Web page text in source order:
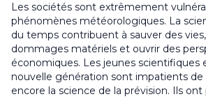
Les sociétés sont extrêmement
phénomènes météorologiques. La
du temps contribuent à sauver des
dommages matériels et ouvrir des
économiques. Les jeunes scientifiques
nouvelle génération sont impatients de
encore la science de la prévision. Ils ont